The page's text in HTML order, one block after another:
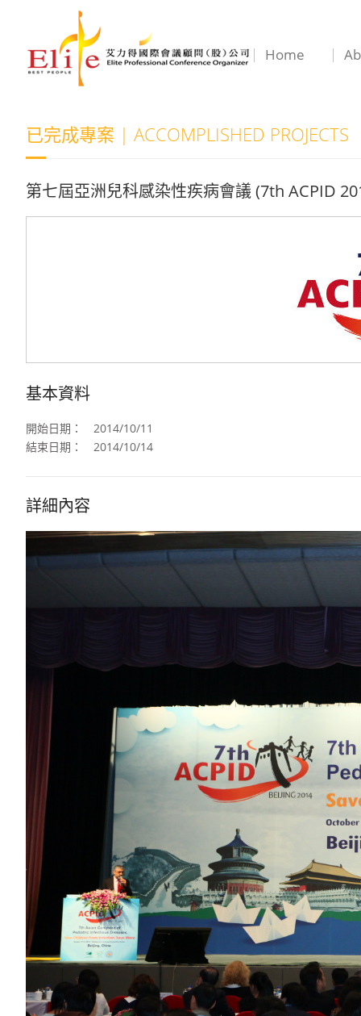
Home
已完成專案 | ACCOMPLISHED PROJECTS
第七屆亞洲兒科感染性疾病會議 (7th ACPID
基本資料
開始日期：
2014/10/11
結束日期：
2014/10/14
詳細內容